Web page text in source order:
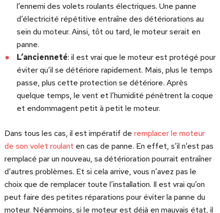
l’ennemi des volets roulants électriques. Une panne
d’électricité répétitive entraîne des détériorations au
sein du moteur. Ainsi, tôt ou tard, le moteur serait en
panne.
L’ancienneté: il est vrai que le moteur est protégé pour
éviter qu’il se détériore rapidement. Mais, plus le temps
passe, plus cette protection se détériore. Après
quelque temps, le vent et l’humidité pénètrent la coque
et endommagent petit à petit le moteur.
Dans tous les cas, il est impératif de remplacer le moteur
de son volet roulant en cas de panne. En effet, s’il n’est pas
remplacé par un nouveau, sa détérioration pourrait entraîner
d’autres problèmes. Et si cela arrive, vous n’avez pas le
choix que de remplacer toute l’installation. Il est vrai qu’on
peut faire des petites réparations pour éviter la panne du
moteur. Néanmoins, si le moteur est déjà en mauvais état, il